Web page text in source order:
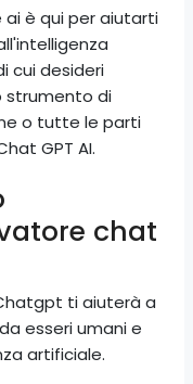
è qui per aiutarti
cui desideri
strumento di
o tutte le parti
GPT AI.
chat
ti aiuterà a
esseri umani e
artificiale.